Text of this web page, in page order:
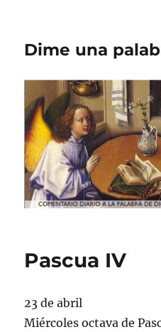
Dime una
Pascua IV
23 de abril
Miércoles octava de